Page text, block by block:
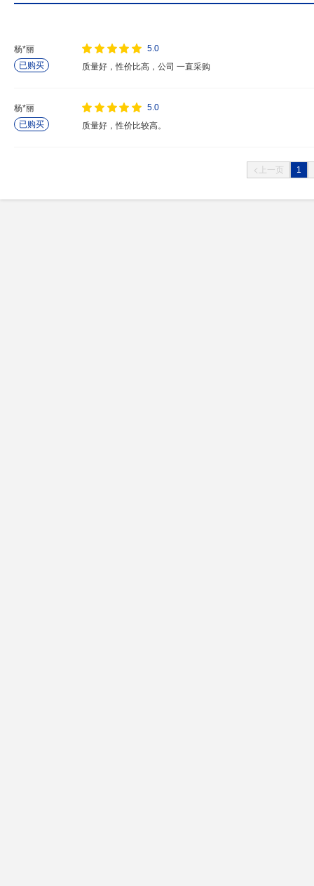
杨*丽
已购买
5.0
质量好，性价比高，公司 一直采购
杨*丽
已购买
5.0
质量好，性价比较高。
上一页 1